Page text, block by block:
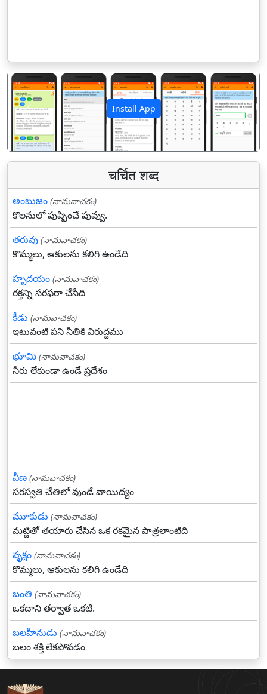
Install App
पिछला अगला
चर्चित शब्द
అంబుజం (నామవాచకం)
కొలనులో పుష్పించే పువ్వు.
తరువు (నామవాచకం)
కొమ్మలు, ఆకులను కలిగి ఉండేది
హృదయం (నామవాచకం)
రక్తన్ని సరఫరా చేసేది
కీడు (నామవాచకం)
ఇటువంటి పని నీతికి విరుద్దము
భూమి (నామవాచకం)
నీరు లేకుండా ఉండే ప్రదేశం
వీణ (నామవాచకం)
సరస్వతి చేతిలో వుండే వాయిద్యం
మూకుడు (నామవాచకం)
మట్టితో తయారు చేసిన ఒక రకమైన పాత్రలాంటిది
వృక్షం (నామవాచకం)
కొమ్మలు, ఆకులను కలిగి ఉండేది
బంతి (నామవాచకం)
ఒకదాని తర్వాత ఒకటి.
బలహీనుడు (నామవాచకం)
బలం శక్తి లేకపోవడం